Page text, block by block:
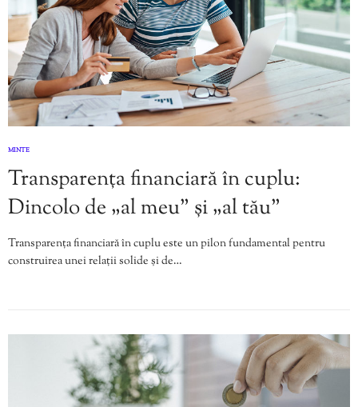
MINTE
Transparența financiară în cuplu:
Dincolo de „al meu” și „al tău”
Transparența financiară în cuplu este un pilon fundamental pentru
construirea unei relații solide și de…